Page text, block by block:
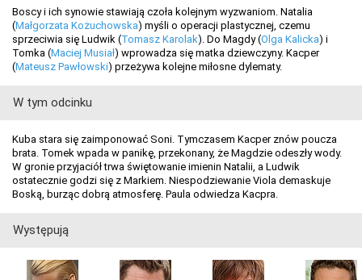
Boscy i ich synowie stawiają czoła kolejnym wyzwaniom. Natalia
(Małgorzata Kożuchowska) myśli o operacji plastycznej, czemu
sprzeciwia się Ludwik (Tomasz Karolak). Do Magdy (Olga Kalicka) i
Tomka (Maciej Musiał) wprowadza się matka dziewczyny. Kacper
(Mateusz Pawłowski) przeżywa kolejne miłosne dylematy.
W tym odcinku
Kuba stara się zaimponować Soni. Tymczasem Kacper znów poucza
brata. Tomek wpada w panikę, przekonany, że Magdzie odeszły wody.
W gronie przyjaciół trwa świętowanie imienin Natalii, a Ludwik
ostatecznie godzi się z Markiem. Niespodziewanie Viola demaskuje
Boską, burząc dobrą atmosferę. Paula odwiedza Kacpra.
Występują